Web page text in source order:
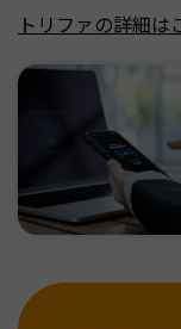
トリファの詳細は